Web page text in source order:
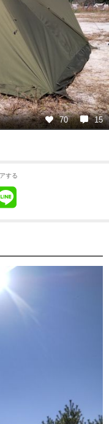
70 15
する